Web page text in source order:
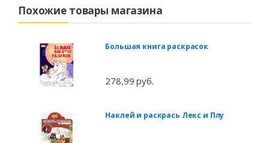
Похожие товары магазина
Большая книга раскрасок
278,99 руб.
Наклей и раскрась Лекс и Плу